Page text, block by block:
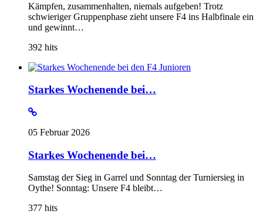
Kämpfen, zusammenhalten, niemals aufgeben! Trotz
schwieriger Gruppenphase zieht unsere F4 ins Halbfinale ein
und gewinnt…
392 hits
Starkes Wochenende bei…
05 Februar 2026
Starkes Wochenende bei…
Samstag der Sieg in Garrel und Sonntag der Turniersieg in
Oythe! Sonntag: Unsere F4 bleibt…
377 hits